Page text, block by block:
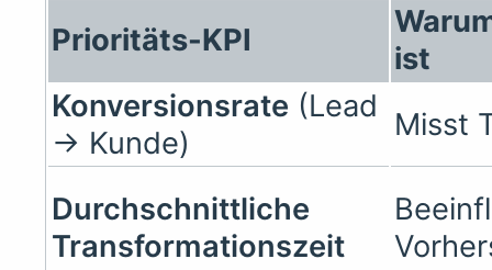
Prioritäts-KPI
ist
Konversionsrate (Lead
→ Kunde)
Misst
Durchschnittliche
Transformationszeit